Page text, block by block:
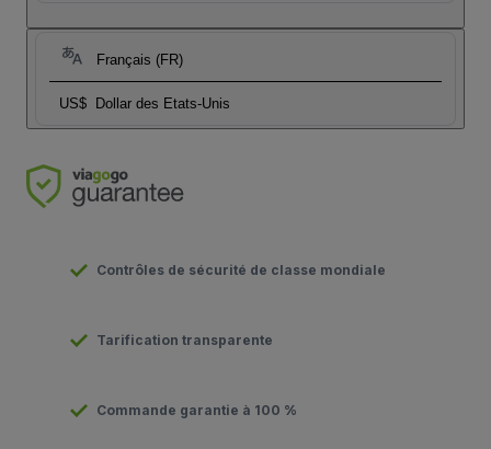
Français (FR)
US$ Dollar des Etats-Unis
Contrôles de sécurité de classe mondiale
Tarification transparente
Commande garantie à 100 %